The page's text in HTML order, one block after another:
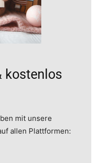
kostenlos
mit unsere
allen Plattformen: